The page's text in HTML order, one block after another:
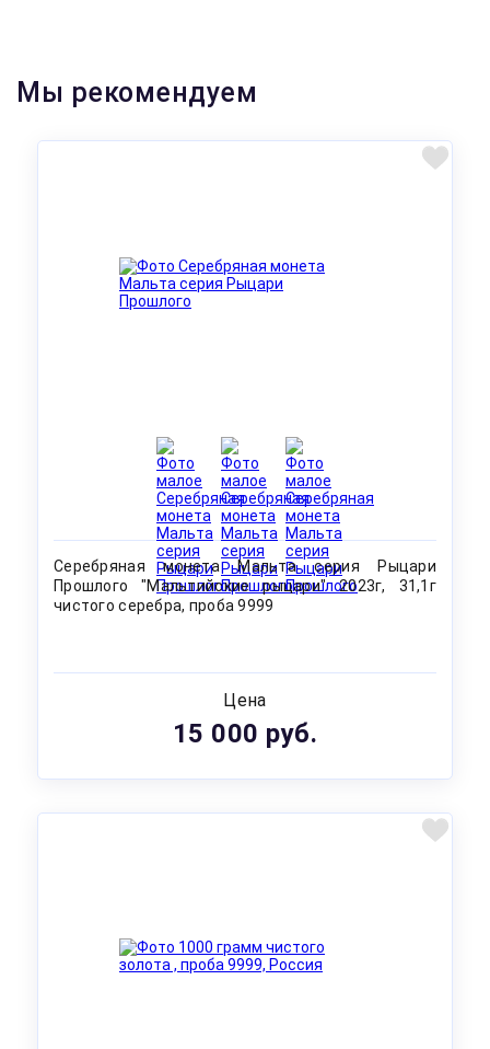
Мы рекомендуем
Серебряная монета Мальта серия Рыцари
Прошлого "Мальтийские рыцари" 2023г, 31,1г
чистого серебра, проба 9999
Цена
15 000 руб.